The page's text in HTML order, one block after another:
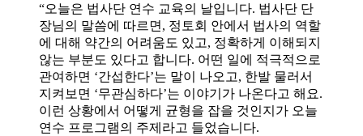
“오늘은 법사단 연수 교육의 날입니다. 법사단 단
장님의 말씀에 따르면, 정토회 안에서 법사의 역할
에 대해 약간의 어려움도 있고, 정확하게 이해되지
않는 부분도 있다고 합니다. 어떤 일에 적극적으로
관여하면 ‘간섭한다’는 말이 나오고, 한발 물러서
지켜보면 ‘무관심하다’는 이야기가 나온다고 해요.
이런 상황에서 어떻게 균형을 잡을 것인지가 오늘
연수 프로그램의 주제라고 들었습니다.